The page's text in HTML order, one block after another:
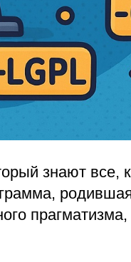
знают все,